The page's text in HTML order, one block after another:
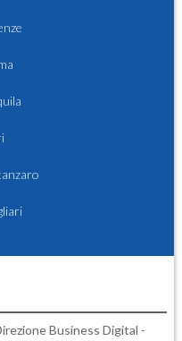
Business Digital -